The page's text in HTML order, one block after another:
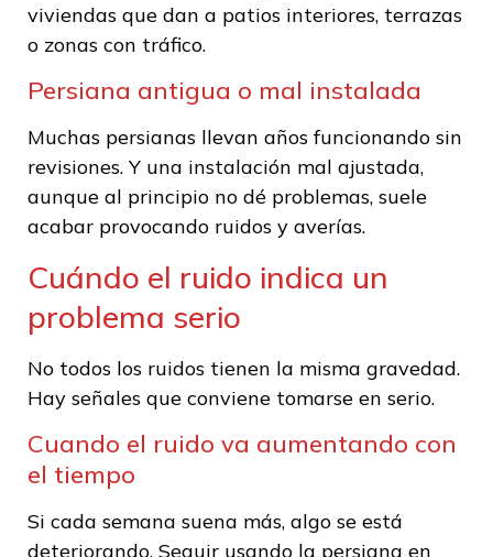
viviendas que dan a patios interiores, terrazas
o zonas con tráfico.
Persiana antigua o mal instalada
Muchas persianas llevan años funcionando sin
revisiones. Y una instalación mal ajustada,
aunque al principio no dé problemas, suele
acabar provocando ruidos y averías.
Cuándo el ruido indica un
problema serio
No todos los ruidos tienen la misma gravedad.
Hay señales que conviene tomarse en serio.
Cuando el ruido va aumentando con
el tiempo
Si cada semana suena más, algo se está
deteriorando. Seguir usando la persiana en